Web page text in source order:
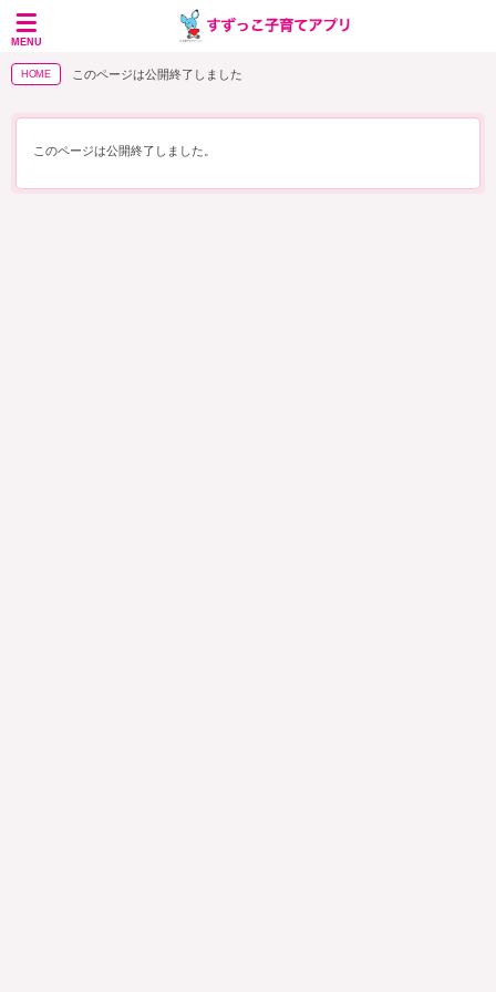
MENU
HOME このページは公開終了しました
このページは公開終了しました。